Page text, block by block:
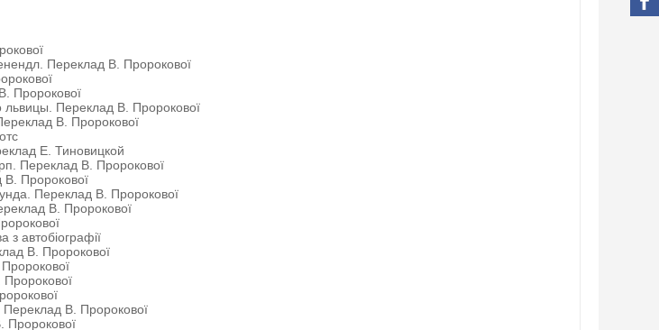
Переклад В. Пророкової
Пророкової
Переклад В. Пророкової
В. Пророкової
Е. Тиновицкой
Переклад В. Пророкової
В. Пророкової
Переклад В. Пророкової
В. Пророкової
з автобіографії
В. Пророкової
В. Пророкової
Пророкової